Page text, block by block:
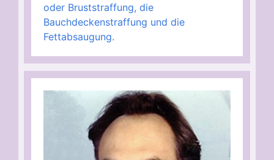
oder Bruststraffung, die
Bauchdeckenstraffung und die
Fettabsaugung.